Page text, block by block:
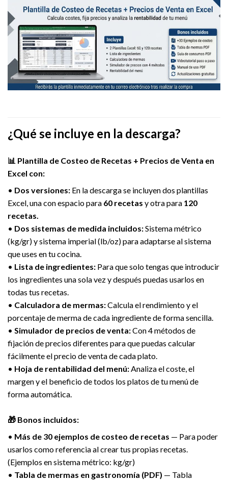
¿Qué se incluye en la descarga?
📊 Plantilla de Costeo de Recetas + Precios de Venta en
Excel con:
• Dos versiones: En la descarga se incluyen dos plantillas
Excel, una con espacio para 60 recetas y otra para 120
recetas.
• Dos sistemas de medida incluidos:Sistema métrico
(kg/gr) y sistema imperial (lb/oz) para adaptarse al sistema
que uses en tu cocina.
• Lista de ingredientes: Para que solo tengas que introducir
los ingredientes una sola vez y después puedas usarlos en
todas tus recetas.
• Calculadora de mermas:Calcula el rendimiento y el
porcentaje de merma de cada ingrediente de forma sencilla.
• Simulador de precios de venta:Con 4 métodos de
fijación de precios diferentes para que puedas calcular
fácilmente el precio de venta de cada plato.
• Hoja de rentabilidad del menú:Analiza el coste, el
margen y el beneficio de todos los platos de tu menú de
forma automática.
🎁 Bonos incluidos:
• Más de 30 ejemplos de costeo de recetas — Para poder
usarlos como referencia al crear tus propias recetas.
(Ejemplos en sistema métrico: kg/gr)
• Tabla de mermas en gastronomía (PDF) — Tabla